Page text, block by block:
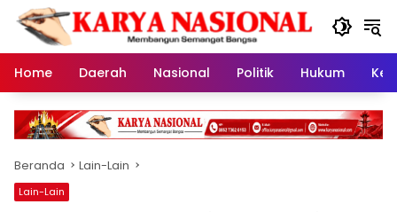
Langsung
konten
Home
Daerah Nasional Politik Hukum
Beranda Lain-Lain
Lain-Lain